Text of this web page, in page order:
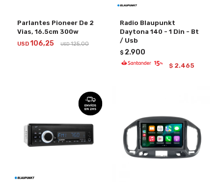
Parlantes Pioneer De 2
Vias, 16.5cm 300w
USD106,25 USD 125,00
Radio Blaupunkt
Daytona 140 - 1 Din - Bt
/ Usb
$ 2.900
$ 2.465